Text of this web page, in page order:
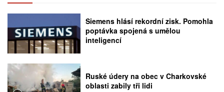
Siemens hlásí rekordní zisk. Pomohla
poptávka spojená s umělou
inteligencí
Ruské údery na obec v Charkovské
oblasti zabily tři lidi